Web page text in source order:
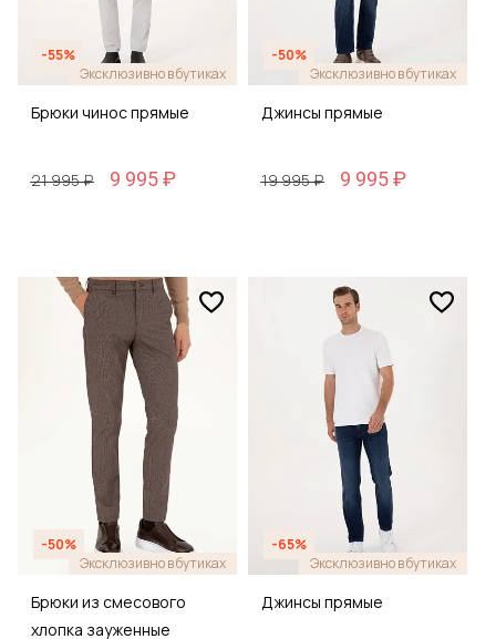
-55%
Эксклюзивно в бутиках
Брюки чинос прямые
21 995 ₽ 9 995 ₽
-50%
Эксклюзивно в бутиках
Джинсы прямые
19 995 ₽ 9 995 ₽
-50%
Эксклюзивно в бутиках
Брюки из смесового
хлопка зауженные
-65%
Эксклюзивно в бутиках
Джинсы прямые